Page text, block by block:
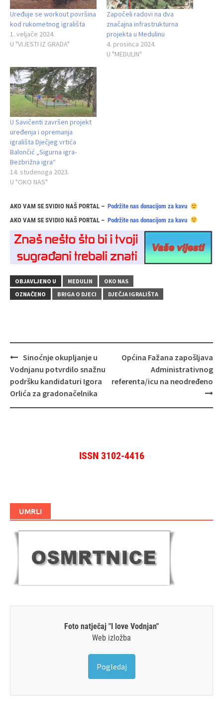
Uređuje se workout površina
kod rukometnog igrališta
1. veljače 2024.
U "VIJESTI IZ GRADA"
Započeli radovi na dva
značajna infrastrukturna
projekta u Medulinu
4. prosinca 2024.
U "MEDULIN"
U Savičenti završen projekt
uređenja i opremanja
igrališta Dječjeg vrtića
Balončić „Sigurna igra-
Bezbrižna igra“
14. studenoga 2023.
U "OKO NAS"
AKO VAM SE SVIDIO NAŠ PORTAL – Podržite nas donacijom za kavu
AKO VAM SE SVIDIO NAŠ PORTAL – Podržite nas donacijom za kavu
OBJAVLJENO U MEDULIN
OKO NAS
OZNAČENO
BRIGA O DJECI DJEČJA IGRALIŠTA
Navigacija
objava
Sinoćnje okupljanje u
Vodnjanu potvrdilo snažnu
podršku kandidaturi Igora
Orlića za gradonačelnika
Općina Fažana zapošljava
Administrativnog
referenta/icu na neodređeno
ISSN 3102-4416
UMRLI
Foto natječaj "I love Vodnjan"
Web izložba
Pogledaj